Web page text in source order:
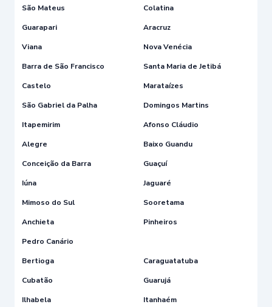
São Mateus
Colatina
Guarapari
Aracruz
Viana
Nova Venécia
Barra de São Francisco
Santa Maria de Jetibá
Castelo
Marataízes
São Gabriel da Palha
Domingos Martins
Itapemirim
Afonso Cláudio
Alegre
Baixo Guandu
Conceição da Barra
Guaçuí
Iúna
Jaguaré
Mimoso do Sul
Sooretama
Anchieta
Pinheiros
Pedro Canário
Bertioga
Caraguatatuba
Cubatão
Guarujá
Ilhabela
Itanhaém